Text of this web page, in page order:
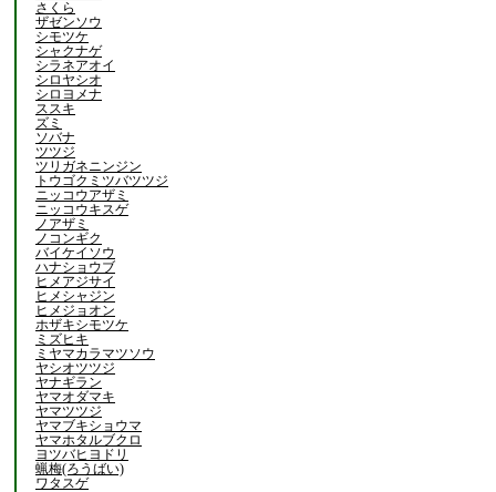
さくら
ザゼンソウ
シモツケ
シャクナゲ
シラネアオイ
シロヤシオ
シロヨメナ
ススキ
ズミ
ソバナ
ツツジ
ツリガネニンジン
トウゴクミツバツツジ
ニッコウアザミ
ニッコウキスゲ
ノアザミ
ノコンギク
バイケイソウ
ハナショウブ
ヒメアジサイ
ヒメシャジン
ヒメジョオン
ホザキシモツケ
ミズヒキ
ミヤマカラマツソウ
ヤシオツツジ
ヤナギラン
ヤマオダマキ
ヤマツツジ
ヤマブキショウマ
ヤマホタルブクロ
ヨツバヒヨドリ
蝋梅(ろうばい)
ワタスゲ